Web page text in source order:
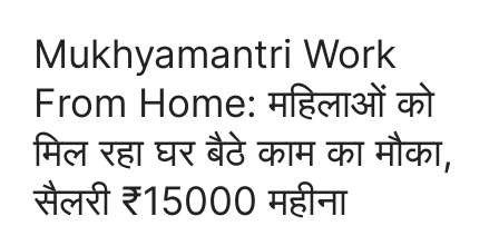
Mukhyamantri Work
From Home: महिलाओं को
मिल रहा घर बैठे काम का मौका,
सैलरी ₹15000 महीना